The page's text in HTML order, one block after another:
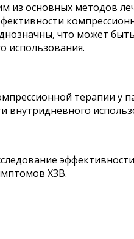
из основных методов
что может
использования.
терапии у
ХЗВ.